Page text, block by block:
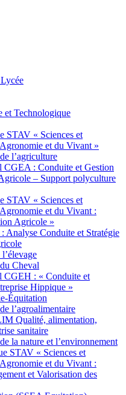
et Technologique
STAV « Sciences et
et du Vivant »
l’agriculture
CGEA : Conduite et Gestion
– Support polyculture
STAV « Sciences et
et du Vivant :
Agricole »
Analyse Conduite et Stratégie
Cheval
CGEH : « Conduite et
Hippique »
Équitation
l’agroalimentaire
Qualité, alimentation,
sanitaire
la nature et l’environnement
STAV « Sciences et
et du Vivant :
et Valorisation des